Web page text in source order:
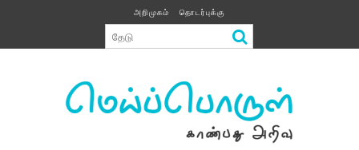
content
அறிமுகம் தொடர்புக்கு